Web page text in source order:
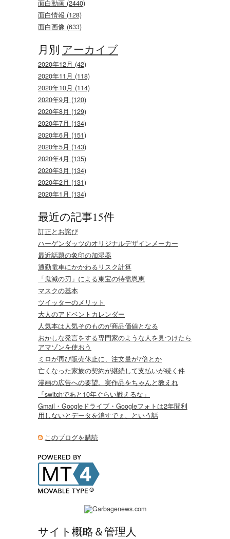
面白動画 (2440)
面白情報 (128)
面白画像 (633)
月別 アーカイブ
2020年12月 (42)
2020年11月 (118)
2020年10月 (114)
2020年9月 (120)
2020年8月 (129)
2020年7月 (134)
2020年6月 (151)
2020年5月 (143)
2020年4月 (135)
2020年3月 (134)
2020年2月 (131)
2020年1月 (134)
最近の記事15件
訂正とお詫び
ハーゲンダッツのオリジナルデザインメーカー
最近話題の象印の加湿器
通勤電車にかかわるリスク計算
「鬼滅の刃」による東宝の特需恩恵
マスクの基本
ツイッターのメリット
大人のアドベントカレンダー
人気本は人気そのものが商品価値となる
おかしな発言をする専門家のような人を見つけたら
アマゾンを使おう
ミロが再び販売休止に、注文量が7倍とか
亡くなった家族の契約が継続して支払いが続く件
漫画の広告への要望。実作品をちゃんと教えれ
「switchであと10年ぐらい戦えるな」
Gmail・Googleドライブ・Googleフォトは2年間利
用しないとデータを消すでぇ、という話
このブログを購読
サイト概略＆管理人